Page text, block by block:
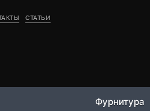
СТАТЬИ
Фурнитура